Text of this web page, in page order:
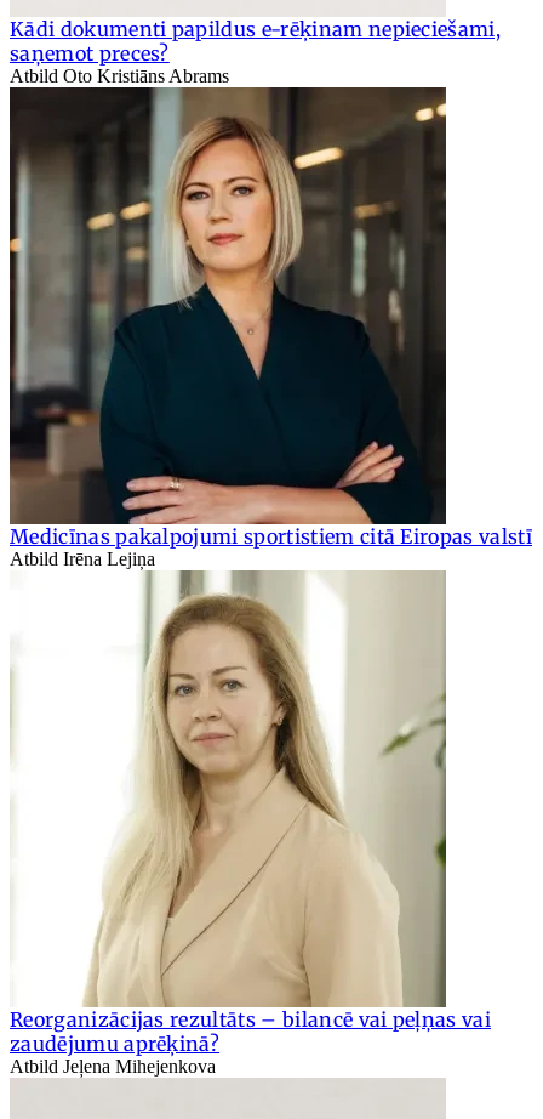
Kādi dokumenti papildus e-rēķinam nepieciešami,
saņemot preces?
Atbild Oto Kristiāns Abrams
Medicīnas pakalpojumi sportistiem citā Eiropas valstī
Atbild Irēna Lejiņa
Reorganizācijas rezultāts – bilancē vai peļņas vai
zaudējumu aprēķinā?
Atbild Jeļena Mihejenkova